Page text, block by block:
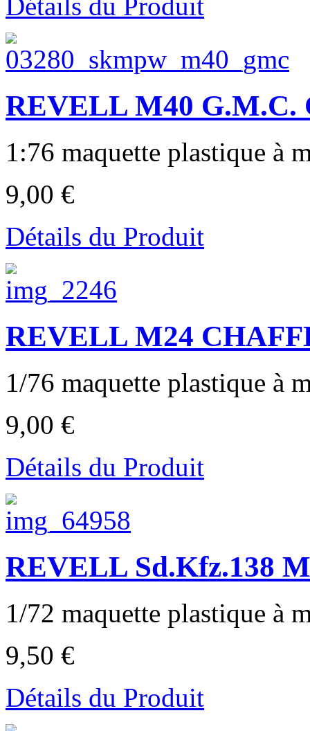
REVELL M40 G.M.C.
1:76 maquette plastique à
9,00 €
Détails du Produit
REVELL M24
1/76 maquette plastique à
9,00 €
Détails du Produit
REVELL Sd.Kfz.138
1/72 maquette plastique à
9,50 €
Détails du Produit